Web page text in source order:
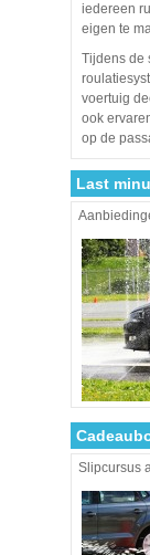
iedereen
eigen te
Tijdens de
voertuig
ook
op de
Last
Slipcursus